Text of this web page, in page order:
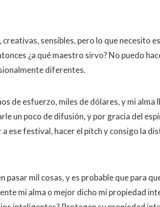
sensibles, pero lo que necesito
¿a qué maestro sirvo? No puedo
diferentes.
de esfuerzo, miles de dólares, y mi alma
un poco de difusión, y por gracia del
ese festival, hacer el pitch y consigo la
pasar mil cosas, y es probable que para
mi alma o mejor dicho mi propiedad